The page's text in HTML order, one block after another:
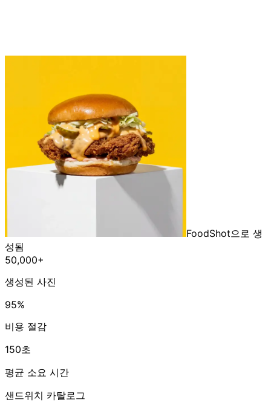
FoodShot으로 생
성됨
50,000+
생성된 사진
95%
비용 절감
150초
평균 소요 시간
샌드위치 카탈로그